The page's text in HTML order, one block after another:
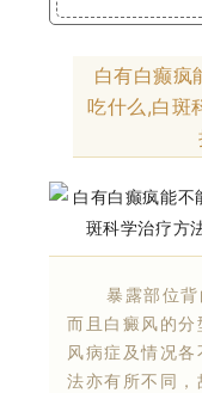
白有白癫疯
吃什么,白斑
暴露部位背白
而且白癜风的分
风病症及情况
法亦有所不同